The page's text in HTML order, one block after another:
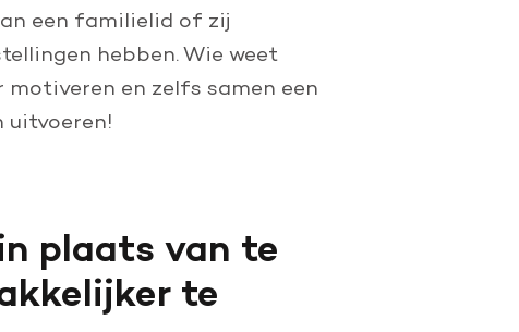
een familielid of zij
hebben. Wie weet
motiveren en zelfs samen een
uitvoeren!
plaats van te
te